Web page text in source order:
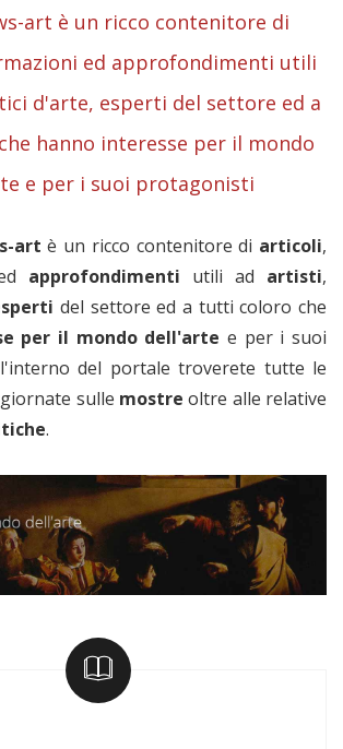
art è un ricco contenitore di
ed approfondimenti utili
d'arte, esperti del settore ed a
hanno interesse per il mondo
e per i suoi protagonisti
art è un ricco contenitore di articoli,
approfondimenti utili ad artisti,
del settore ed a tutti coloro che
per il mondo dell'arte e per i suoi
del portale troverete tutte le
sulle mostreoltre alle relative
.